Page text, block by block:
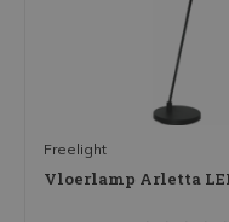
Freelight
Vloerlamp Arletta